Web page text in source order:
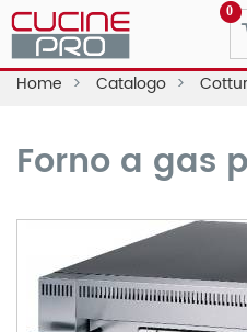
0
Home Catalogo
Forno a gas